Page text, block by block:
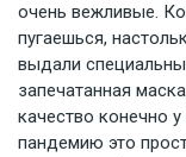
очень вежливые.
пугаешься,
выдали
запечатанная
качество конечно
пандемию это